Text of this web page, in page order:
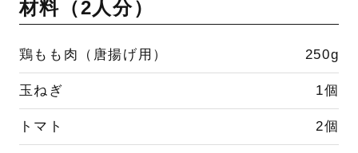
材料（2人分）
鶏もも肉（唐揚げ用） 250g
玉ねぎ 1個
トマト 2個